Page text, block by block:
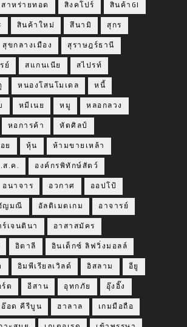
สาหร่ายทอด สิงคโปร์ สินค้าGI
สินค้าใหม่ สึนามิ สุกร
สุขกลางเมือง สุราษฎร์ธานี
ย์ สแกนเนีย สไปรท์
หนองโสนโมเดล หนี้
หมีเนย หมู หลอกลวง
หอการค้า หัตศิลป์
ย หุ้น ห้ามขายเหล้า
ส.ค. องค์กรพิทักษ์สัตว์
อนาจาร อวกาศ ออปโป้
ญมณี อัลติเมตเกม อาจารย์
ร์เจนตินา อาสาสมัคร
อิตาลี อินเด็กซ์ ลิฟวิ่งมอลล์
อิมพีเรียลเวิลด์ อิสลาม อียู
ต อีสาน อุทกภัย อุ๊งอิ๊ง
อ๊อด คีรีบูน ฮาลาล เกมมือถือ